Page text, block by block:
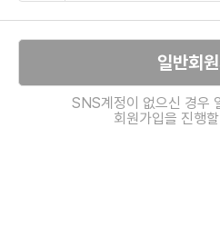
일반회
SNS계정이 없으신 경우
회원가입을 진행